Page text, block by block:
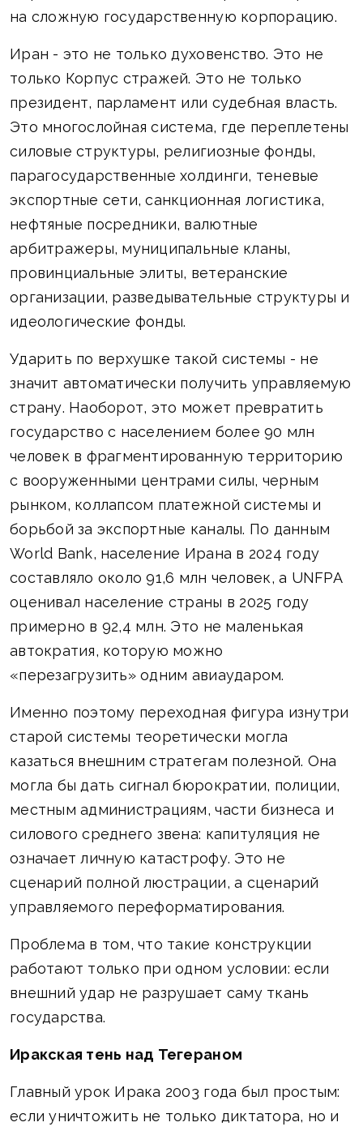
на сложную государственную корпорацию.
Иран - это не только духовенство. Это не
только Корпус стражей. Это не только
президент, парламент или судебная власть.
Это многослойная система, где переплетены
силовые структуры, религиозные фонды,
парагосударственные холдинги, теневые
экспортные сети, санкционная логистика,
нефтяные посредники, валютные
арбитражеры, муниципальные кланы,
провинциальные элиты, ветеранские
организации, разведывательные структуры и
идеологические фонды.
Ударить по верхушке такой системы - не
значит автоматически получить управляемую
страну. Наоборот, это может превратить
государство с населением более 90 млн
человек в фрагментированную территорию
с вооруженными центрами силы, черным
рынком, коллапсом платежной системы и
борьбой за экспортные каналы. По данным
World Bank, население Ирана в 2024 году
составляло около 91,6 млн человек, а UNFPA
оценивал население страны в 2025 году
примерно в 92,4 млн. Это не маленькая
автократия, которую можно
«перезагрузить» одним авиаударом.
Именно поэтому переходная фигура изнутри
старой системы теоретически могла
казаться внешним стратегам полезной. Она
могла бы дать сигнал бюрократии, полиции,
местным администрациям, части бизнеса и
силового среднего звена: капитуляция не
означает личную катастрофу. Это не
сценарий полной люстрации, а сценарий
управляемого переформатирования.
Проблема в том, что такие конструкции
работают только при одном условии: если
внешний удар не разрушает саму ткань
государства.
Иракская тень над Тегераном
Главный урок Ирака 2003 года был простым:
если уничтожить не только диктатора, но и